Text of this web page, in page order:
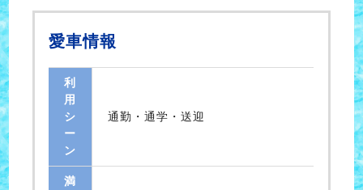
愛車情報
利
用
シ
ー
ン
通勤・通学・送迎
満